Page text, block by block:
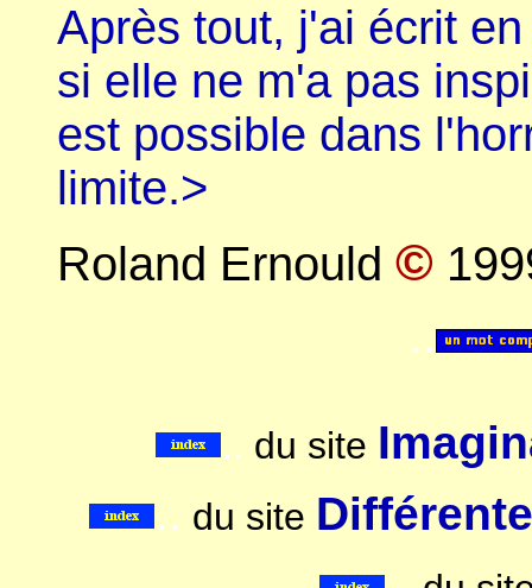
Après tout, j'ai écrit
si elle ne m'a pas
est possible dans
limite.>
Roland Ernould ©
..
.. du site
.. du site